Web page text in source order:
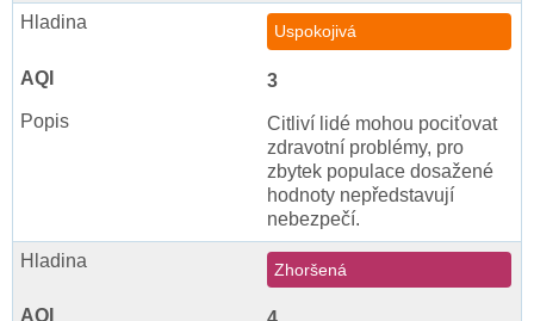
Uspokojivá
3
Citliví lidé mohou pociťovat
zdravotní problémy, pro
zbytek populace dosažené
hodnoty nepředstavují
nebezpečí.
Zhoršená